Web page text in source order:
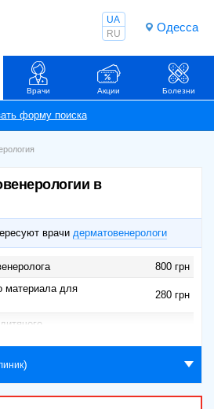
Одесса
UA
RU
Врачи Акции Болезни
в
врачи дерматовенерологи
800 грн
материала для
280 грн
1100 грн
врача-
)